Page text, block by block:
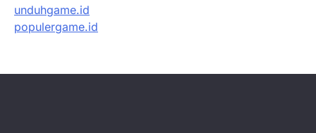
unduhgame.id
populergame.id